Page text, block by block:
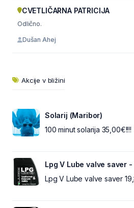
CVETLIČARNA PATRICIJA
Odlično.
Dušan Ahej
Akcije v bližini
Solarij (Maribor)
100 minut solarija 35,00€!!!!
Lpg V Lube valve saver
Lpg V Lube valve saver